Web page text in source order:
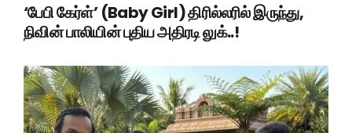
‘பேபி கேர்ள்’ (Baby Girl) திரில்லரில் இருந்து,
நிவின் பாலியின் புதிய அதிரடி லுக்..!